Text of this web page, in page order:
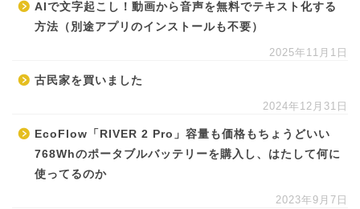
AIで文字起こし！動画から音声を無料でテキスト化する
方法（別途アプリのインストールも不要）
2025年11月1日
古民家を買いました
2024年12月31日
EcoFlow「RIVER 2 Pro」容量も価格もちょうどいい
768Whのポータブルバッテリーを購入し、はたして何に
使ってるのか
2023年9月7日